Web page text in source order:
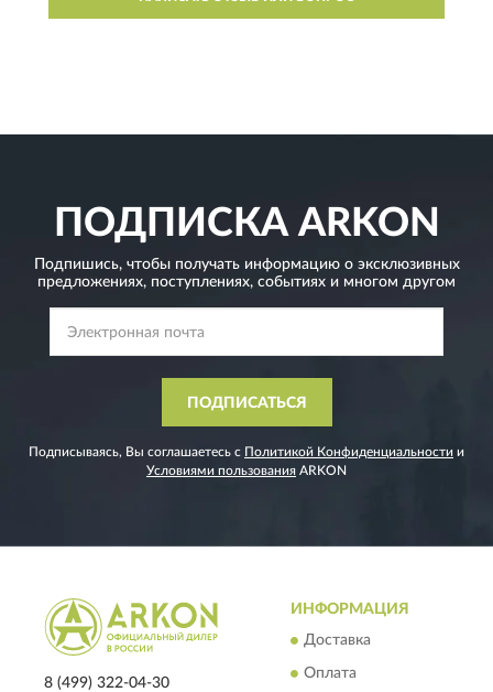
ПОДПИСКАARKON
Подпишись, чтобы получать информацию о эксклюзивных
предложениях, поступлениях, событиях и многом другом
ПОДПИСАТЬСЯ
Подписываясь, Вы соглашаетесь с Политикой Конфиденциальности и
Условиями пользования ARKON
8 (499) 322-04-30
ИНФОРМАЦИЯ
Доставка
Оплата